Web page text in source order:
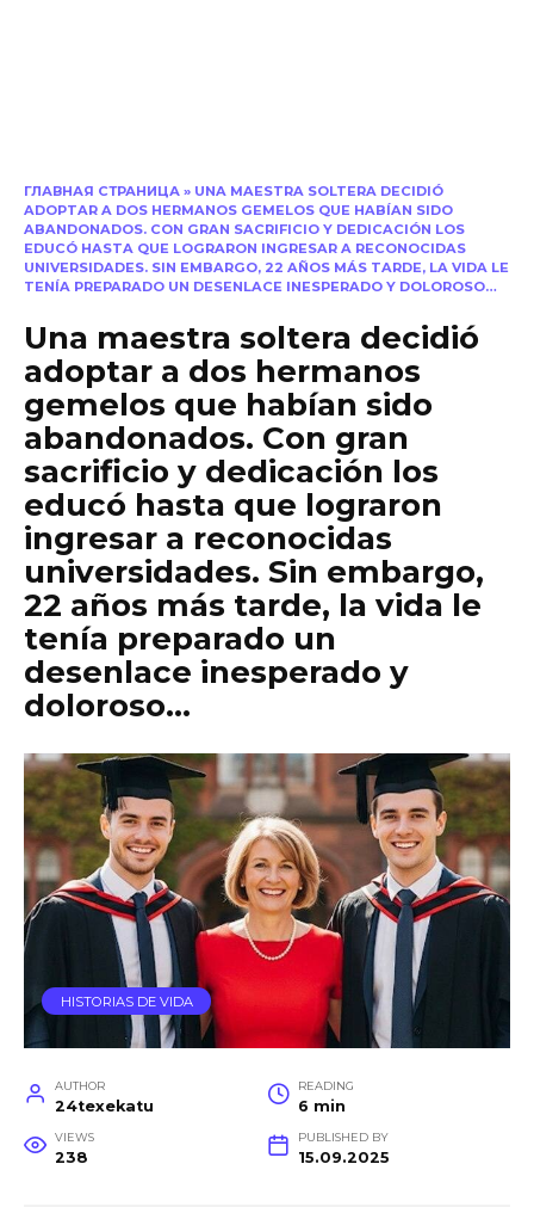
ГЛАВНАЯ СТРАНИЦА » UNA MAESTRA SOLTERA DECIDIÓ
ADOPTAR A DOS HERMANOS GEMELOS QUE HABÍAN SIDO
ABANDONADOS. CON GRAN SACRIFICIO Y DEDICACIÓN LOS
EDUCÓ HASTA QUE LOGRARON INGRESAR A RECONOCIDAS
UNIVERSIDADES. SIN EMBARGO, 22 AÑOS MÁS TARDE, LA VIDA LE
TENÍA PREPARADO UN DESENLACE INESPERADO Y DOLOROSO…
Una maestra soltera decidió
adoptar a dos hermanos
gemelos que habían sido
abandonados. Con gran
sacrificio y dedicación los
educó hasta que lograron
ingresar a reconocidas
universidades. Sin embargo,
22 años más tarde, la vida le
tenía preparado un
desenlace inesperado y
doloroso…
HISTORIAS DE VIDA
AUTHOR
24texekatu
READING
6 min
VIEWS
238
PUBLISHED BY
15.09.2025